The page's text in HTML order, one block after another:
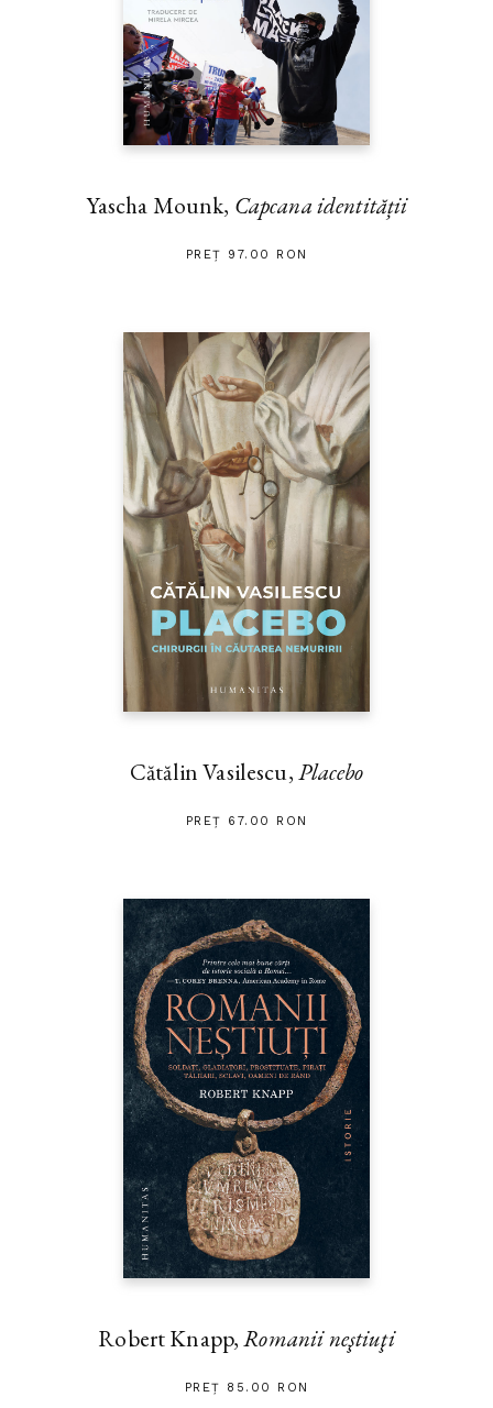
Yascha Mounk, Capcana identității
PREȚ 97.00 RON
Cătălin Vasilescu,Placebo
PREȚ 67.00 RON
Robert Knapp,Romanii neştiuţi
PREȚ 85.00 RON